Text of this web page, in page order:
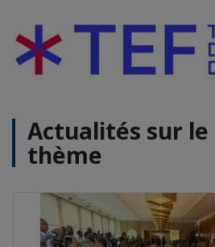
Actualités sur
thème